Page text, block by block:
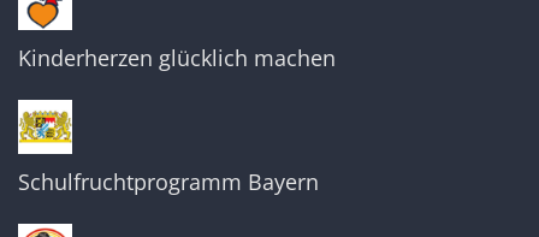
Kinderherzen glücklich machen
Schulfruchtprogramm Bayern